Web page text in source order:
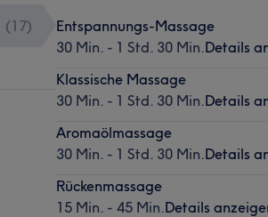
(17)
Entspannungs-Massage
30 Min. - 1 Std. 30 Min.Details
Klassische Massage
30 Min. - 1 Std. 30 Min.Details
Aromaölmassage
30 Min. - 1 Std. 30 Min.Details
Rückenmassage
15 Min. - 45 Min.Details